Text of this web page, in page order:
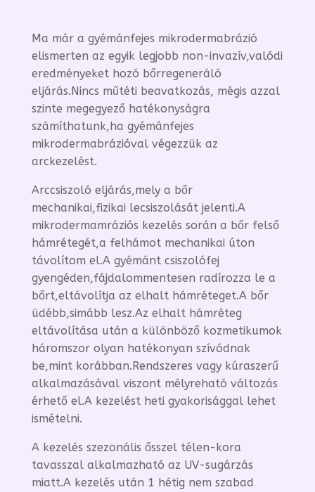
Ma már a gyémánfejes mikrodermabrázió
elismerten az egyik legjobb non-invazív,valódi
eredményeket hozó bőrregeneráló
eljárás.Nincs műtéti beavatkozás, mégis azzal
szinte megegyező hatékonyságra
számíthatunk,ha gyémánfejes
mikrodermabrázióval végezzük az
arckezelést.
Arccsiszoló eljárás,mely a bőr
mechanikai,fizikai lecsiszolását jelenti.A
mikrodermamráziós kezelés során a bőr felső
hámrétegét,a felhámot mechanikai úton
távolítom el.A gyémánt csiszolófej
gyengéden,fájdalommentesen radírozza le a
bőrt,eltávolítja az elhalt hámréteget.A bőr
üdébb,simább lesz.Az elhalt hámréteg
eltávolítása után a különböző kozmetikumok
háromszor olyan hatékonyan szívódnak
be,mint korábban.Rendszeres vagy kúraszerű
alkalmazásával viszont mélyreható változás
érhető el.A kezelést heti gyakorisággal lehet
ismételni.
A kezelés szezonális ősszel télen-kora
tavasszal alkalmazható az UV-sugárzás
miatt.A kezelés után 1 hétig nem szabad